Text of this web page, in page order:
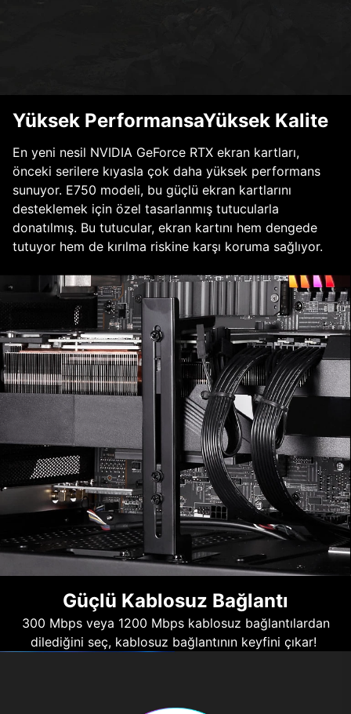
Yüksek PerformansaYüksek Kalite
En yeni nesil NVIDIA GeForce RTX ekran kartları,
önceki serilere kıyasla çok daha yüksek performans
sunuyor. E750 modeli, bu güçlü ekran kartlarını
desteklemek için özel tasarlanmış tutucularla
donatılmış. Bu tutucular, ekran kartını hem dengede
tutuyor hem de kırılma riskine karşı koruma sağlıyor.
Güçlü Kablosuz Bağlantı
300 Mbps veya 1200 Mbps kablosuz bağlantılardan
dilediğini seç, kablosuz bağlantının keyfini çıkar!